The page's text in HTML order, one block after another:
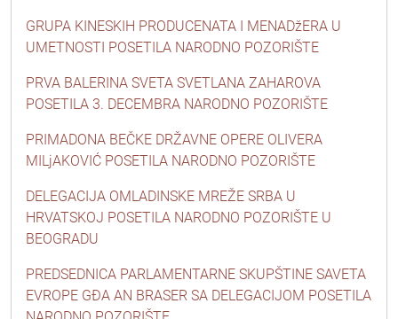
GRUPA KINESKIH PRODUCENATA I MENADžERA U
UMETNOSTI POSETILA NARODNO POZORIŠTE
PRVA BALERINA SVETA SVETLANA ZAHAROVA
POSETILA 3. DECEMBRA NARODNO POZORIŠTE
PRIMADONA BEČKE DRŽAVNE OPERE OLIVERA
MILjAKOVIĆ POSETILA NARODNO POZORIŠTE
DELEGACIJA OMLADINSKE MREŽE SRBA U
HRVATSKOJ POSETILA NARODNO POZORIŠTE U
BEOGRADU
PREDSEDNICA PARLAMENTARNE SKUPŠTINE SAVETA
EVROPE GĐA AN BRASER SA DELEGACIJOM POSETILA